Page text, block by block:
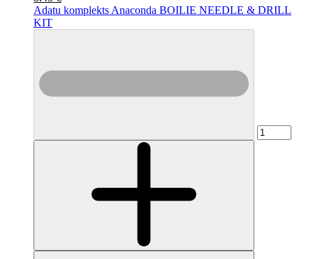
Adatu komplekts Anaconda BOILIE NEEDLE & DRILL
KIT